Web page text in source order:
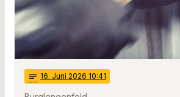
notes 16. Juni 2026 10:41